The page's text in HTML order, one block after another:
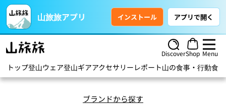
山旅旅アプリ インストール アプリで開く
DiscoverShop Menu
トップ登山ウェア登山ギアアクセサリー レポート山の食事・行動食
ブランドから探す